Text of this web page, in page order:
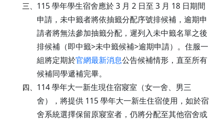
三、 115 學年學生宿舍應於 3 月 2 日至 3 月 18 日期間
申請，未中籤者將依抽籤分配序號排候補，逾期申
請者將無法參加抽籤分配，遲列入未中籤名單之後
排候補（即中籤>未中籤候補>逾期申請）。住服一
組將定期於官網最新消息公告候補情形，直至所有
候補同學遞補完畢。
四、 114 學年大一新生現住宿寢室（女一舍、男三
舍），將提供 115 學年大一新生住宿使用，如於宿
舍系統選擇保留原寢室者，仍將分配至其他宿舍或